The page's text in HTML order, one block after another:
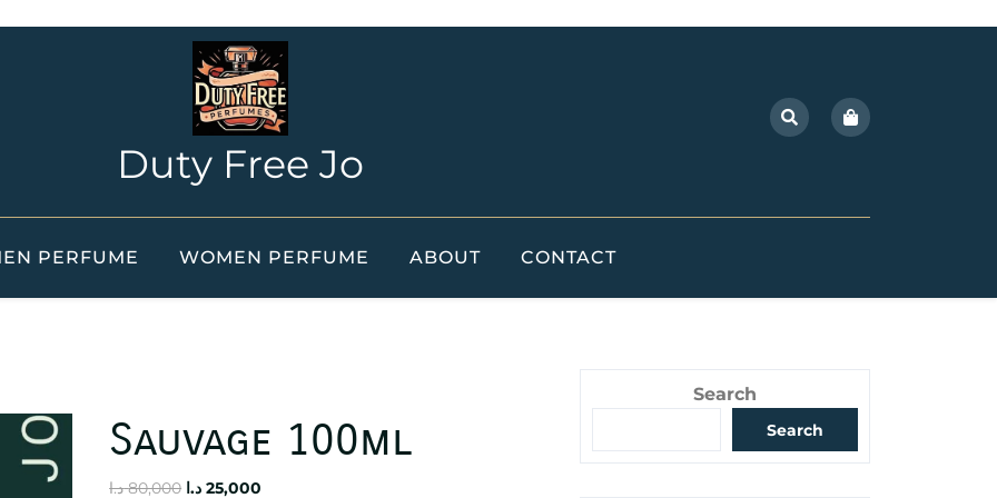
Duty Free Jo
PERFUME WOMEN PERFUME ABOUT CONTACT
Sauvage 100ml
80,000 د.ا
Original
25,000 د.ا
Search
Search